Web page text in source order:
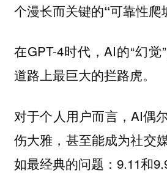
个漫长而关键的“可靠性爬
在GPT-4时代，AI的“幻
道路上最巨大的拦路虎。
对于个人用户而言，AI偶
伤大雅，甚至能成为社交
如最经典的问题：9.11和